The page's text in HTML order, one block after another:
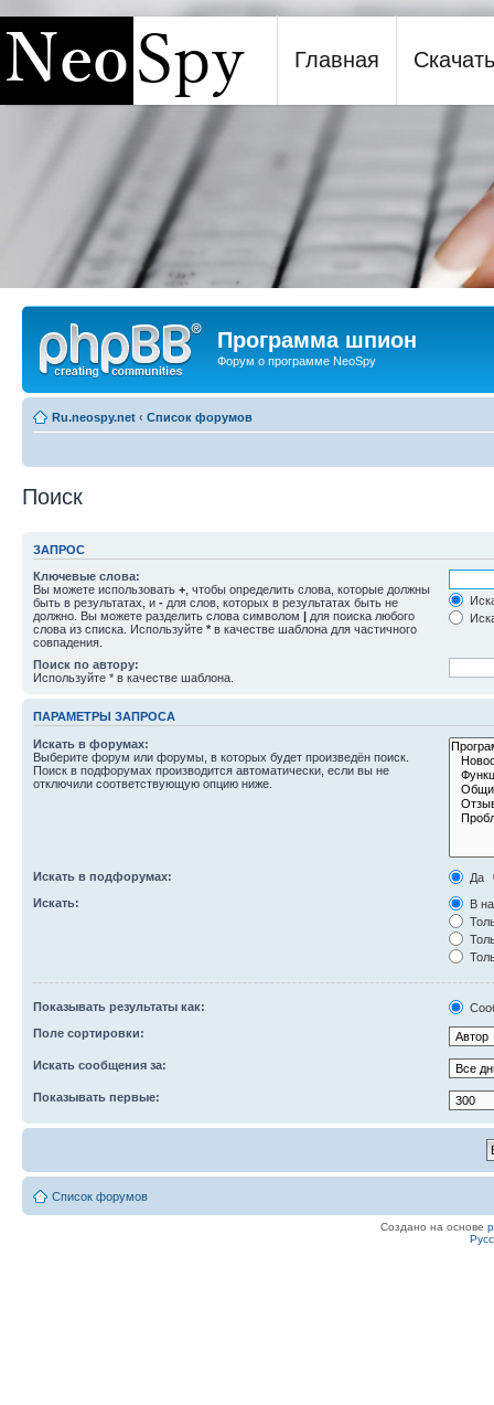
Программа шпион NeoSpy
Главная Скачать
Программа шпион
Форум о программе NeoSpy
Ru.neospy.net ‹ Список форумов
Поиск
ЗАПРОС
Ключевые слова:
Вы можете использовать + , чтобы определить слова, которые должны
быть в результатах, и - для слов, которых в результатах быть не
должно. Вы можете разделить слова символом | для поиска любого
слова из списка. Используйте * в качестве шаблона для частичного
совпадения.
Поиск по автору:
Используйте * в качестве шаблона.
ПАРАМЕТРЫ ЗАПРОСА
Искать в форумах:
Выберите форум или форумы, в которых будет произведён поиск.
Поиск в подфорумах производится автоматически, если вы не
отключили соответствующую опцию ниже.
Искать в подфорумах:
Да
Искать:
В
Показывать результаты как:
Поле сортировки:
Искать сообщения за:
Показывать первые:
Список форумов
Создано на основе